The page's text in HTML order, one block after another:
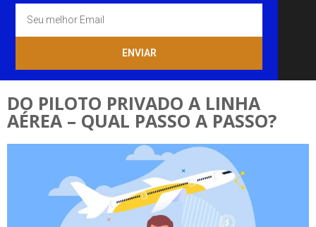
ENVIAR
DO PILOTO PRIVADO A LINHA
AÉREA – QUAL PASSO A PASSO?